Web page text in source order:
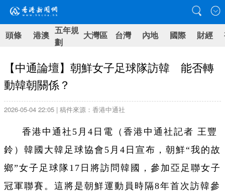
頭條 港澳 五年規
劃
大灣區 台灣 內地 國際 財經
【中通論壇】朝鮮女子足球隊訪韓 能否轉
動韓朝關係？
2026-05-04 22:05 | 稿件來源：香港中通社
香港中通社5月4日電（香港中通社記者 王豐
鈴）韓國大韓足球協會5月4日宣布，朝鮮“我的故
鄉”女子足球隊17日將訪問韓國，參加亞足聯女子
冠軍聯賽。這將是朝鮮運動員時隔8年首次訪韓參